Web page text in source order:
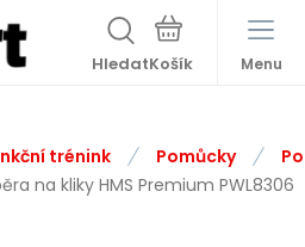
Hledat Menu
trénink Pomůcky
na kliky HMS Premium PWL8306